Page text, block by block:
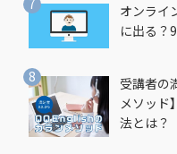
オンライ
に出る？
受講者の
メソッド
法とは？